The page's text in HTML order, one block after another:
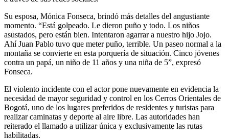
Su esposa, Mónica Fonseca, brindó más detalles del angustiante
momento. “Está golpeado. Le dieron puño y todo. Los niños
asustados, pero están bien. Intentaron agarrar a nuestro hijo Jojo.
Ahí Juan Pablo tuvo que meter puño, terrible. Un paseo normal a la
montaña se convierte en esta porquería de situación. Cinco jóvenes
contra un papá, un niño de 11 años y una niña de 5”, expresó
Fonseca.
El violento incidente con el actor pone nuevamente en evidencia la
necesidad de mayor seguridad y control en los Cerros Orientales de
Bogotá, uno de los lugares preferidos de residentes y turistas para
realizar caminatas y deporte al aire libre. Las autoridades han
reiterado el llamado a utilizar única y exclusivamente las rutas
habilitadas.